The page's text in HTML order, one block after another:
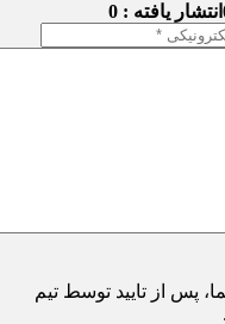
انتشار یافته : 0
پس از تایید توسط تیم